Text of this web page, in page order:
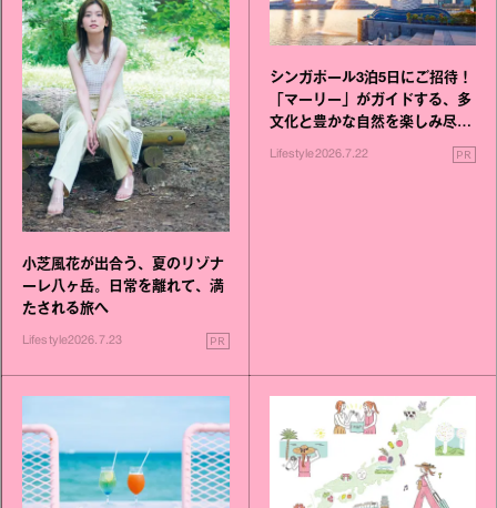
小芝風花が出合う、夏のリゾナ
ーレ八ヶ岳。日常を離れて、満
たされる旅へ
Lifestyle2026.7.23 PR
シンガポール3泊5日にご招待！
「マーリー」がガイドする、多
文化と豊かな自然を楽しみ尽く
Lifestyle2026.7.22 PR